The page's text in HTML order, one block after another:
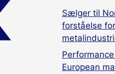
Sælger til
forståelse
European